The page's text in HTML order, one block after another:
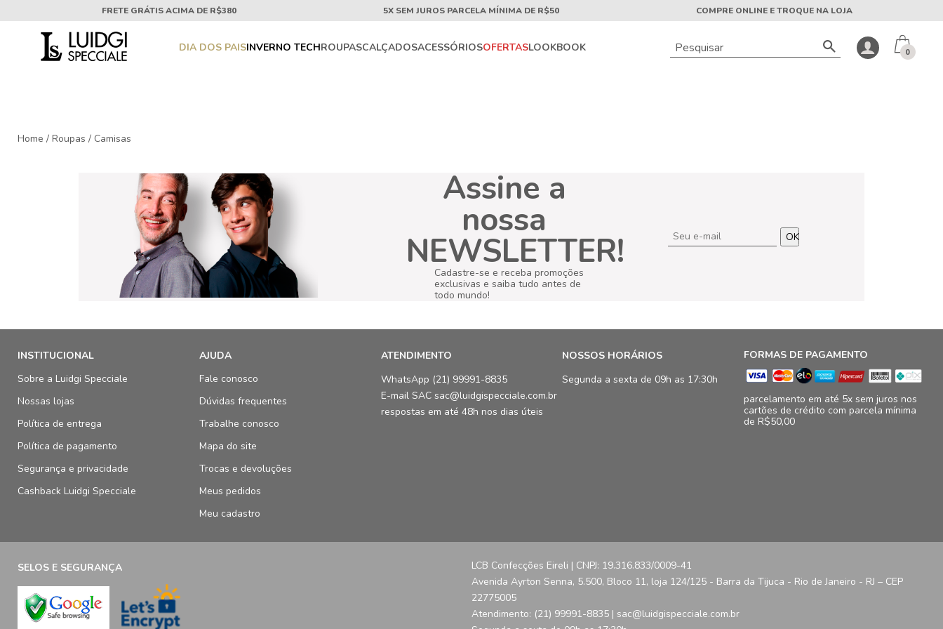
FRETE GRÁTIS ACIMA DE R$380 5X SEM JUROS PARCELA MÍNIMA DE R$50 COMPRE ONLINE E TROQUE NA LOJA
DIA DOS PAISINVERNO TECHROUPASCALÇADOSACESSÓRIOSOFERTASLOOKBOOK 0
Home / Roupas / Camisas
Assine a
nossa
NEWSLETTER!
Cadastre-se e receba promoções
exclusivas e saiba tudo antes de
todo mundo!
OK
INSTITUCIONAL
Sobre a Luidgi Specciale
Nossas lojas
Política de entrega
Política de pagamento
Segurança e privacidade
Cashback Luidgi Specciale
AJUDA
Fale conosco
Dúvidas frequentes
Trabalhe conosco
Mapa do site
Trocas e devoluções
Meus pedidos
Meu cadastro
ATENDIMENTO
WhatsApp (21) 99991-8835
E-mail SAC sac@luidgispecciale.com.br
respostas em até 48h nos dias úteis
NOSSOS HORÁRIOS
Segunda a sexta de 09h as 17:30h
FORMAS DE PAGAMENTO
parcelamento em até 5x sem juros nos
cartões de crédito com parcela mínima
de R$50,00
SELOS E SEGURANÇA
LCB Confecções Eireli | CNPJ: 19.316.833/0009-41
Avenida Ayrton Senna, 5.500, Bloco 11, loja 124/125 - Barra da Tijuca - Rio de Janeiro - RJ – CEP
22775005
Atendimento: (21) 99991-8835 | sac@luidgispecciale.com.br